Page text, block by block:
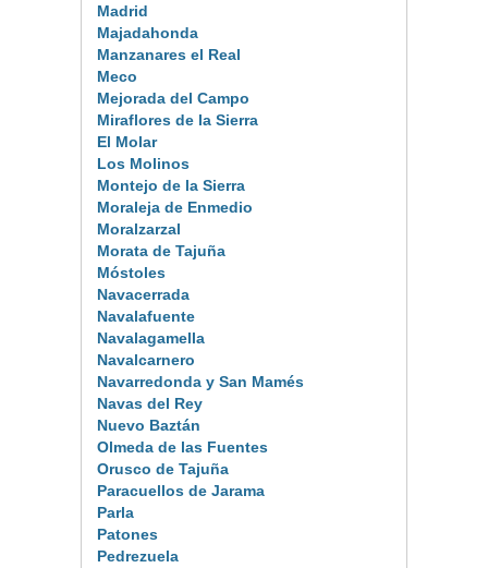
Madrid
Majadahonda
Manzanares el Real
Meco
Mejorada del Campo
Miraflores de la Sierra
El Molar
Los Molinos
Montejo de la Sierra
Moraleja de Enmedio
Moralzarzal
Morata de Tajuña
Móstoles
Navacerrada
Navalafuente
Navalagamella
Navalcarnero
Navarredonda y San Mamés
Navas del Rey
Nuevo Baztán
Olmeda de las Fuentes
Orusco de Tajuña
Paracuellos de Jarama
Parla
Patones
Pedrezuela